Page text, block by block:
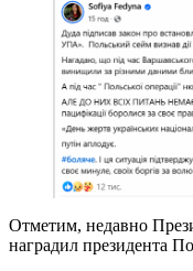
Отметим, недавно
наградил президента